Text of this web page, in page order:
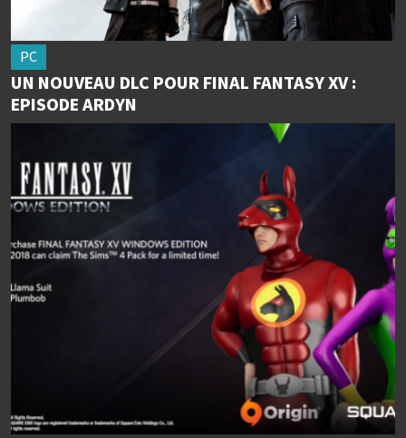
PC
UN NOUVEAU DLC POUR FINAL FANTASY XV :
EPISODE ARDYN